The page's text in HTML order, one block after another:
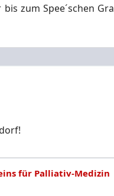
zum Spee´schen
für Palliativ-Medizin